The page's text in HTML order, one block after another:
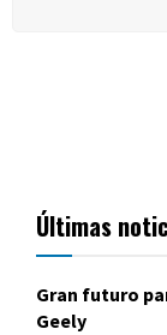
Últimas
Gran futuro
Geely